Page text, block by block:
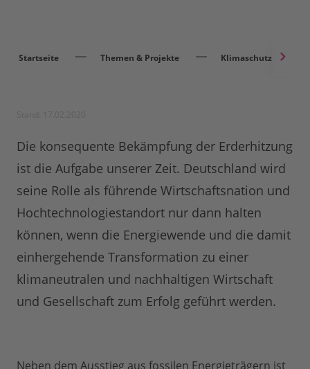
Startseite Themen & Projekte Klimaschutz
Die konsequente Bekämpfung der Erderhitzung
ist die Aufgabe unserer Zeit. Deutschland wird
seine Rolle als führende Wirtschaftsnation und
Hochtechnologiestandort nur dann halten
können, wenn die Energiewende und die damit
einhergehende Transformation zu einer
klimaneutralen und nachhaltigen Wirtschaft
und Gesellschaft zum Erfolg geführt werden.
Neben dem Ausstieg aus fossilen Energieträgern ist